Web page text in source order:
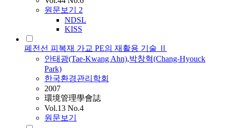
원문보기 2
NDSL
KISS
폐전선 피복재 가교 PE의 재활용 기술 Ⅱ
안태광(Tae-Kwang Ahn),박창혁(Chang-Hyouck
Park)
한국환경관리학회
2007
環境管理學會誌
Vol.13 No.4
원문보기